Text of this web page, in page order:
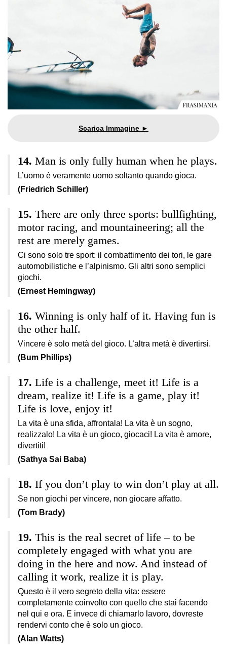
Man is only fully human when he plays.
L’uomo è veramente uomo soltanto quando gioca.
(Friedrich Schiller)
There are only three sports: bullfighting,
motor racing, and mountaineering; all the
rest are merely games.
Ci sono solo tre sport: il combattimento dei tori, le gare
automobilistiche e l’alpinismo. Gli altri sono semplici
giochi.
(Ernest Hemingway)
Winning is only half of it. Having fun is
the other half.
Vincere è solo metà del gioco. L’altra metà è divertirsi.
(Bum Phillips)
Life is a challenge, meet it! Life is a
dream, realize it! Life is a game, play it!
Life is love, enjoy it!
La vita è una sfida, affrontala! La vita è un sogno,
realizzalo! La vita è un gioco, giocaci! La vita è amore,
divertiti!
(Sathya Sai Baba)
If you don’t play to win don’t play at all.
Se non giochi per vincere, non giocare affatto.
(Tom Brady)
This is the real secret of life – to be
completely engaged with what you are
doing in the here and now. And instead of
calling it work, realize it is play.
Questo è il vero segreto della vita: essere
completamente coinvolto con quello che stai facendo
nel qui e ora. E invece di chiamarlo lavoro, dovreste
rendervi conto che è solo un gioco.
(Alan Watts)